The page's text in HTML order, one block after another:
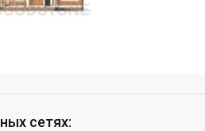
сетях: